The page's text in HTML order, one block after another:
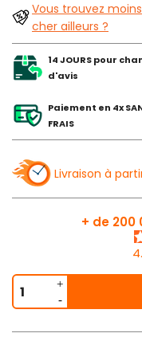
Vous trouvez moins
cher ailleurs ?
14 JOURS pour
d'avis
Paiement en 4x
FRAIS
Livraison à
+ de